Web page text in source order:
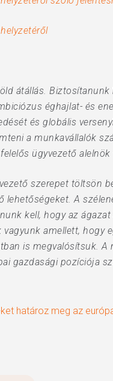
átállás.
éghajlat- és
és globális
a munkavállalók
ügyvezető
szerepet töltsön
lehetőségeket. A
kell, hogy az
amellett,
is megvalósítsuk.
gazdasági pozíciója
határoz meg az